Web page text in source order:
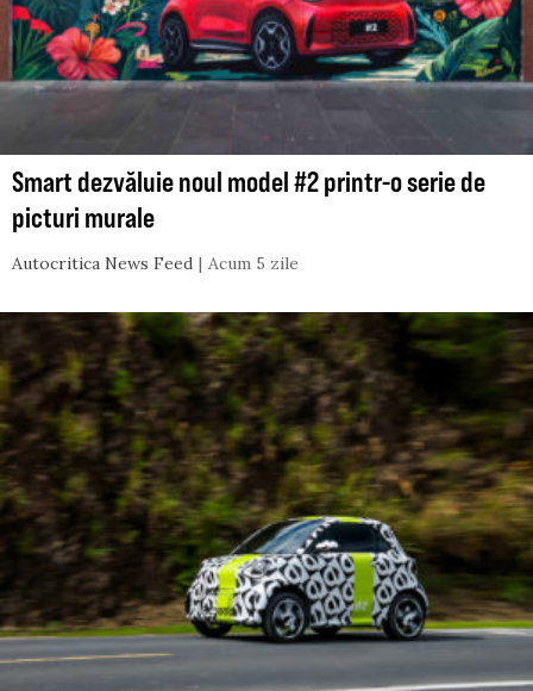
Smart dezvăluie noul model #2 printr-o serie de
picturi murale
Autocritica News Feed Acum 5 zile